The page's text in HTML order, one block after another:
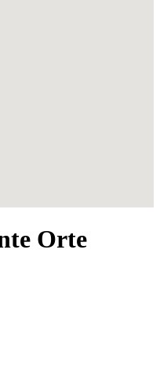
Orte